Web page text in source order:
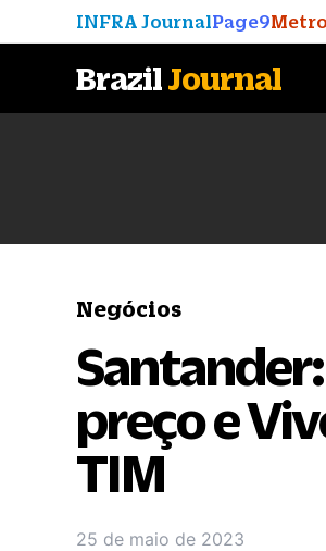
INFRA JournalPage9
BrazilJournal
Negócios
preço e
TIM
25 de maio de 2023